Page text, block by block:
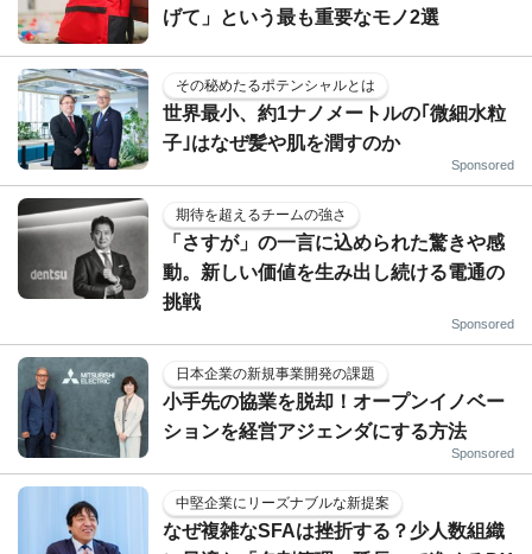
げて」という最も重要なモノ2選
その秘めたるポテンシャルとは
世界最小、約1ナノメートルの｢微細水粒
子｣はなぜ髪や肌を潤すのか
Sponsored
期待を超えるチームの強さ
「さすが」の一言に込められた驚きや感
動。新しい価値を生み出し続ける電通の
挑戦
Sponsored
日本企業の新規事業開発の課題
小手先の協業を脱却！オープンイノベー
ションを経営アジェンダにする方法
Sponsored
中堅企業にリーズナブルな新提案
なぜ複雑なSFAは挫折する？少人数組織